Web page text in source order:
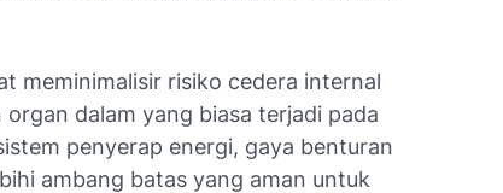
meminimalisir risiko cedera internal
dalam yang biasa terjadi pada
penyerap energi, gaya benturan
ambang batas yang aman untuk